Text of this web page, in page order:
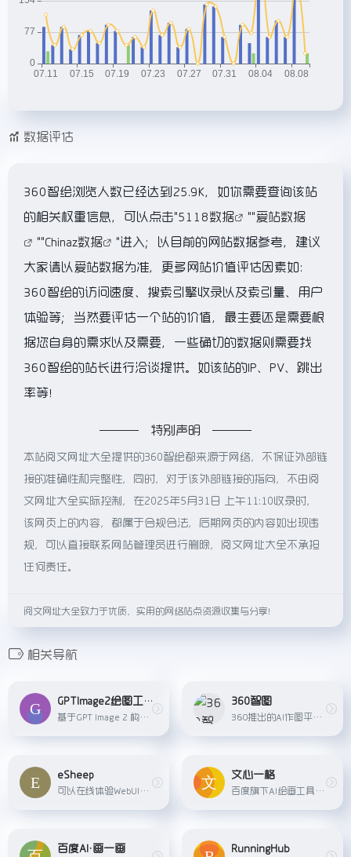
数据评估
360智绘浏览人数已经达到25.9K，如你需要查询该站
的相关权重信息，可以点击"5118数据 ""爱站数据
""Chinaz数据
"进入；以目前的网站数据参考，建议
大家请以爱站数据为准，更多网站价值评估因素如：
360智绘的访问速度、搜索引擎收录以及索引量、用户
体验等；当然要评估一个站的价值，最主要还是需要根
据您自身的需求以及需要，一些确切的数据则需要找
360智绘的站长进行洽谈提供。如该站的IP、PV、跳出
率等！
特别声明
本站阅文网址大全提供的360智绘都来源于网络，不保证外部链
接的准确性和完整性，同时，对于该外部链接的指向，不由阅
文网址大全实际控制，在2025年5月31日 上午11:10收录时，
该网页上的内容，都属于合规合法，后期网页的内容如出现违
规，可以直接联系网站管理员进行删除，阅文网址大全不承担
任何责任。
阅文网址大全致力于优质、实用的网络站点资源收集与分享！
相关导航
GPTImage2绘图工具
基于GPT Image 2 构建的在线绘图平台
360智图
360推出的AI作图平台，提供智能抠图、智能消除、智能放大、智能配图等功能
eSheep
可以在线体验WebUI和ComfyUI绘画功能
文心一格
百度旗下AI绘画工具，根据描述词生成绘画
百度AI•画一画 RunningHub